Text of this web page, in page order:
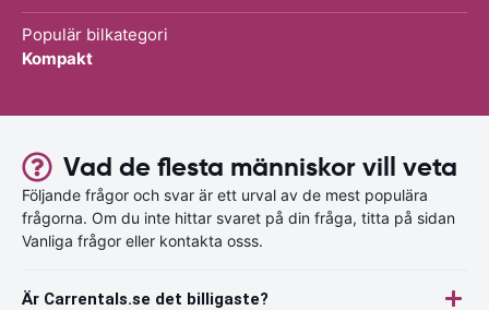
Populär bilkategori
Kompakt
Vad de flesta människor vill veta
Följande frågor och svar är ett urval av de mest populära
frågorna. Om du inte hittar svaret på din fråga, titta på sidan
Vanliga frågor eller kontakta osss.
Är Carrentals.se det billigaste?